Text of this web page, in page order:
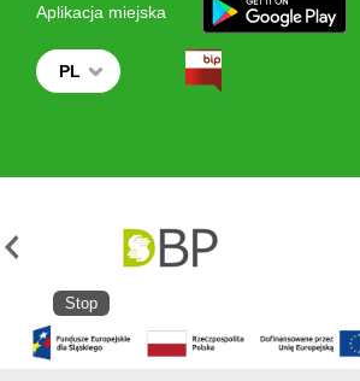
Aplikacja miejska
PL
Stop